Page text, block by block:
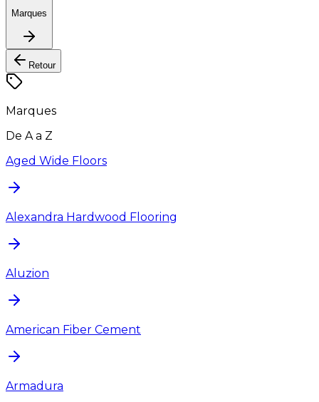
Marques
Retour
Marques
De A a Z
Aged Wide Floors
Alexandra Hardwood Flooring
Aluzion
American Fiber Cement
Armadura